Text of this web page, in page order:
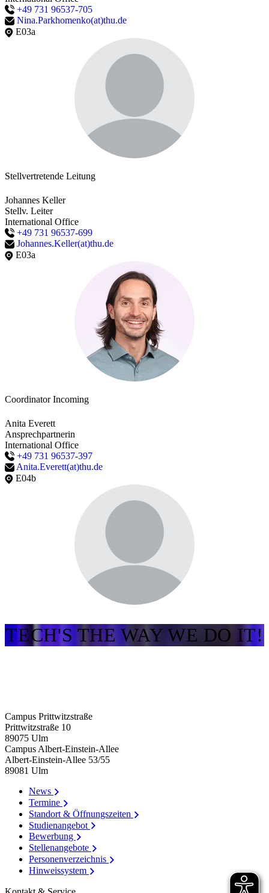
+49 731 96537-705
Nina.Parkhomenko(at)thu.de
E03a
Stellvertretende Leitung
Johannes Keller
Stellv. Leiter
International Office
+49 731 96537-699
Johannes.Keller(at)thu.de
E03a
Coordinator Incoming
Anita Everett
Ansprechpartnerin
International Office
+49 731 96537-397
Anita.Everett(at)thu.de
E04b
TECH'S THE WAY WE DO IT!
Campus Prittwitzstraße
Prittwitzstraße 10
89075 Ulm
Campus Albert-Einstein-Allee
Albert-Einstein-Allee 53/​55
89081 Ulm
News
Termine
Standort & Öffnungszeiten
Studienangebot
Bewerbung
Stellenangebote
Personenverzeichnis
Hinweissystem